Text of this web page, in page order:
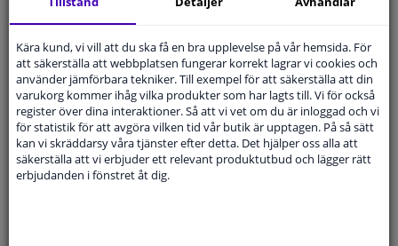
Kundservice:Inte Tillgänglig Via Telefon
Ställ din fråga hos våra produktspecialister.
Frågor Och Svar
Modellmatchande garanti, Hitta rätt bildelar.
Kära kund, vi vill att du ska få en bra upplevelse på vår hemsida. För
att säkerställa att webbplatsen fungerar korrekt lagrar vi cookies och
använder jämförbara tekniker. Till exempel för att säkerställa att din
varukorg kommer ihåg vilka produkter som har lagts till. Vi för också
register över dina interaktioner. Så att vi vet om du är inloggad och vi
för statistik för att avgöra vilken tid vår butik är upptagen. På så sätt
kan vi skräddarsy våra tjänster efter detta. Det hjälper oss alla att
säkerställa att vi erbjuder ett relevant produktutbud och lägger rätt
erbjudanden i fönstret åt dig.